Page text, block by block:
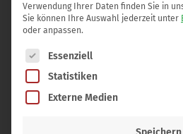
vermeiden. Es wird nach einer
Kompressionsmieder sollte für zwie
werden Tag und Nacht und für
Nachts. Es kann natürlich
Um eine rasche Heilung und
Verwendung Ihrer Daten finden Sie in
Sie können Ihre Auswahl jederzeit unter
oder anpassen.
Es folgt eine Liste der Service-
Essenziell
Statistiken
Externe Medien